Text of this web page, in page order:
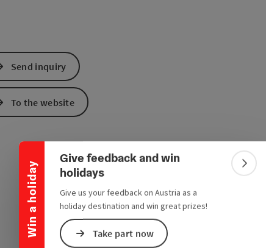
Win a holiday
Collapse banner
Give feedback and win
holidays
Give us your feedback on Austria as a
holiday destination and win great prizes!
Take part now
Send inquiry
To the website